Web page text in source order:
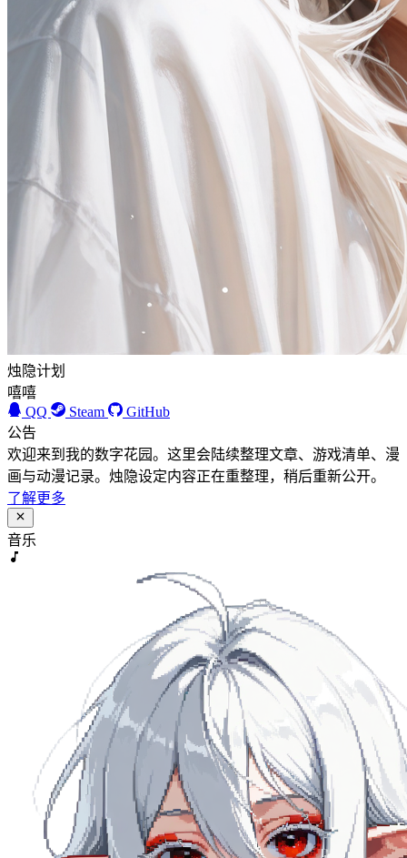
烛隐计划
嘻嘻
QQ
Steam
GitHub
公告
欢迎来到我的数字花园。这里会陆续整理文章、游戏清单、漫
画与动漫记录。烛隐设定内容正在重整理，稍后重新公开。
了解更多
音乐